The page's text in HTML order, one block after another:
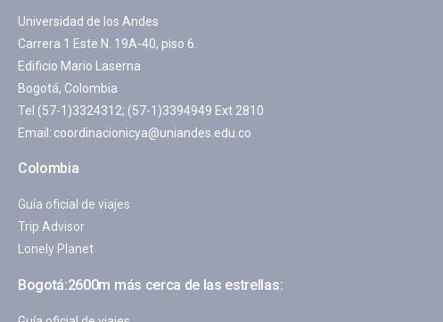
Universidad de los Andes
Carrera 1 Este N. 19A-40, piso 6.
Edificio Mario Laserna
Bogotá, Colombia
Tel (57-1)3324312; (57-1)3394949 Ext 2810
Email: coordinacionicya@uniandes.edu.co
Colombia
Guía oficial de viajes
Trip Advisor
Lonely Planet
Bogotá:2600m más cerca de las estrellas: